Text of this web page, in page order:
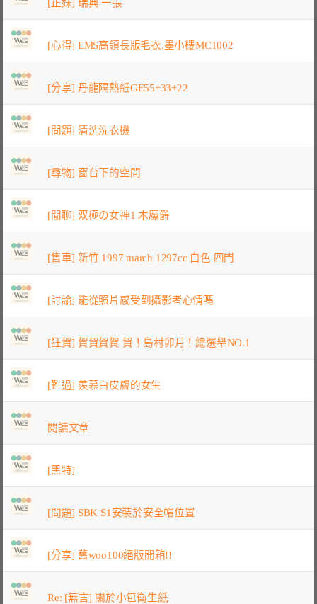
[正妹] 瑞典 一張
[心得] EMS高領長版毛衣.墨小樓MC1002
[分享] 丹龍隔熱紙GE55+33+22
[問題] 清洗洗衣機
[尋物] 窗台下的空間
[閒聊] 双極の女神1 木魔爵
[售車] 新竹 1997 march 1297cc 白色 四門
[討論] 能從照片感受到攝影者心情嗎
[狂賀] 賀賀賀賀 賀！島村卯月！總選舉NO.1
[難過] 羨慕白皮膚的女生
閱讀文章
[黑特]
[問題] SBK S1安裝於安全帽位置
[分享] 舊woo100絕版開箱!!
Re: [無言] 關於小包衛生紙